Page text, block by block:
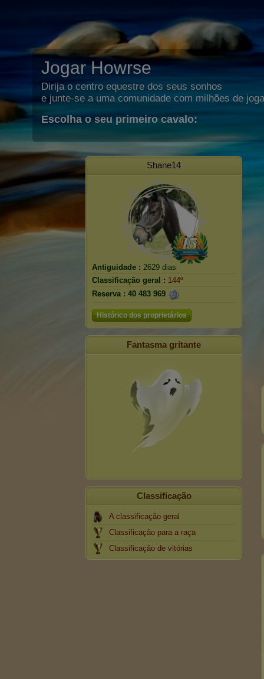
Jogar Howrse
Dirija o centro equestre dos seus sonhos
e junte-se a uma comunidade com milhões de
Escolha o seu primeiro cavalo:
Shane14
Antiguidade : 2629 dias
Classificação geral : 144º
Reserva : 40 483 969
Histórico dos proprietários
Fantasma gritante
Classificação
A classificação geral
Classificação para a raça
Classificação de vitórias